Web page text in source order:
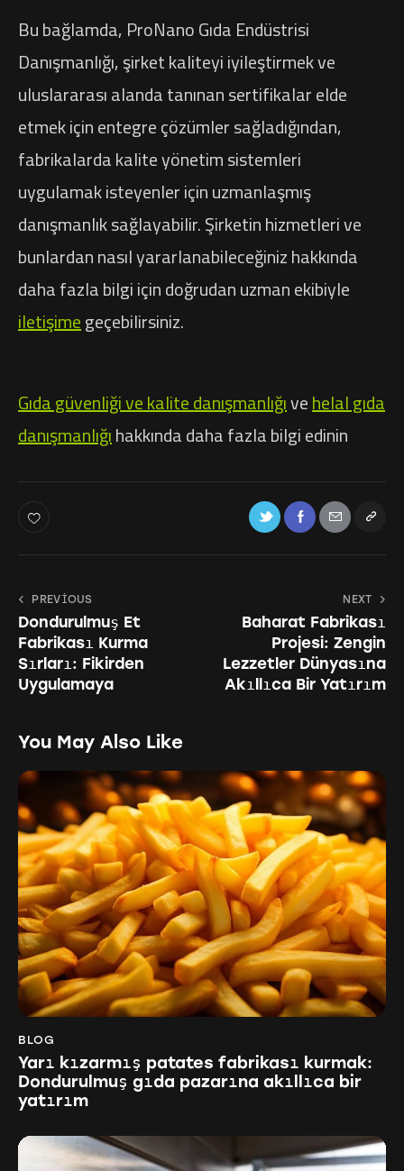
Bu bağlamda, ProNano Gıda Endüstrisi
Danışmanlığı, şirket kaliteyi iyileştirmek ve
uluslararası alanda tanınan sertifikalar elde
etmek için entegre çözümler sağladığından,
fabrikalarda kalite yönetim sistemleri
uygulamak isteyenler için uzmanlaşmış
danışmanlık sağlayabilir. Şirketin hizmetleri ve
bunlardan nasıl yararlanabileceğiniz hakkında
daha fazla bilgi için doğrudan uzman ekibiyle
iletişimegeçebilirsiniz.
Gıda güvenliği ve kalite danışmanlığıvehelal gıda
danışmanlığıhakkında daha fazla bilgi edinin
PREVIOUS
Dondurulmuş Et
Fabrikası Kurma
Sırları: Fikirden
Uygulamaya
NEXT
Baharat Fabrikası
Projesi: Zengin
Lezzetler Dünyasına
Akıllıca Bir Yatırım
You May Also Like
BLOG
Yarı kızarmış patates fabrikası kurmak:
Dondurulmuş gıda pazarına akıllıca bir
yatırım